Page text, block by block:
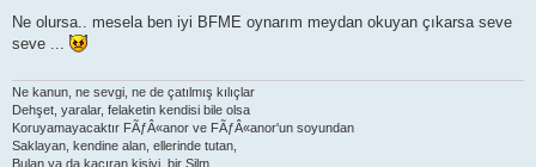
s
Ne olursa.. mesela ben iyi BFME oynarım meydan okuyan çıkarsa seve
seve ...
Ne kanun, ne sevgi, ne de çatılmış kılıçlar
Dehşet, yaralar, felaketin kendisi bile olsa
Koruyamayacaktır FÃƒÂ«anor ve FÃƒÂ«anor'un soyundan
Saklayan, kendine alan, ellerinde tutan,
Bulan ya da kaçıran kişiyi, bir Silm